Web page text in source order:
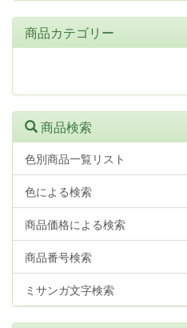
商品カテゴリー
商品検索
色別商品一覧リスト
色による検索
商品価格による検索
商品番号検索
ミサンガ文字検索